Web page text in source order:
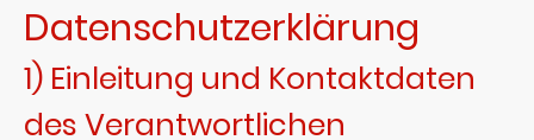
Datenschutzerklärung
1) Einleitung und Kontaktdaten
des Verantwortlichen